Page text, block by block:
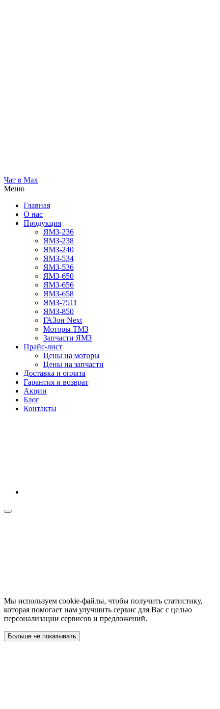
Чат в Max
Меню
Главная
О нас
Продукция
ЯМЗ-236
ЯМЗ-238
ЯМЗ-240
ЯМЗ-534
ЯМЗ-536
ЯМЗ-650
ЯМЗ-656
ЯМЗ-658
ЯМЗ-7511
ЯМЗ-850
ГАЗон Next
Моторы ТМЗ
Запчасти ЯМЗ
Прайс-лист
Цены на моторы
Цены на запчасти
Доставка и оплата
Гарантия и возврат
Акции
Блог
Контакты
Мы используем cookie-файлы, чтобы получить статистику,
которая помогает нам улучшить сервис для Вас с целью
персонализации сервисов и предложений.
Больше не показывать